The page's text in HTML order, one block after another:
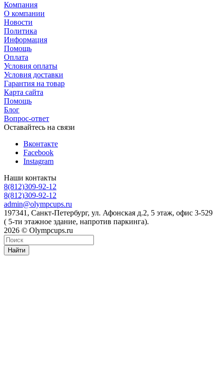
Компания
О компании
Новости
Политика
Информация
Помощь
Оплата
Условия оплаты
Условия доставки
Гарантия на товар
Карта сайта
Помощь
Блог
Вопрос-ответ
Оставайтесь на связи
Вконтакте
Facebook
Instagram
Наши контакты
8(812)309-92-12
8(812)309-92-12
admin@olympcups.ru
197341, Санкт-Петербург, ул. Афонская д.2, 5 этаж, офис 3-529
( 5-ти этажное здание, напротив паркинга).
2026 © Olympcups.ru
Найти